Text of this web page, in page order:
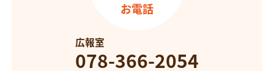
お電話
広報室
078-366-2054